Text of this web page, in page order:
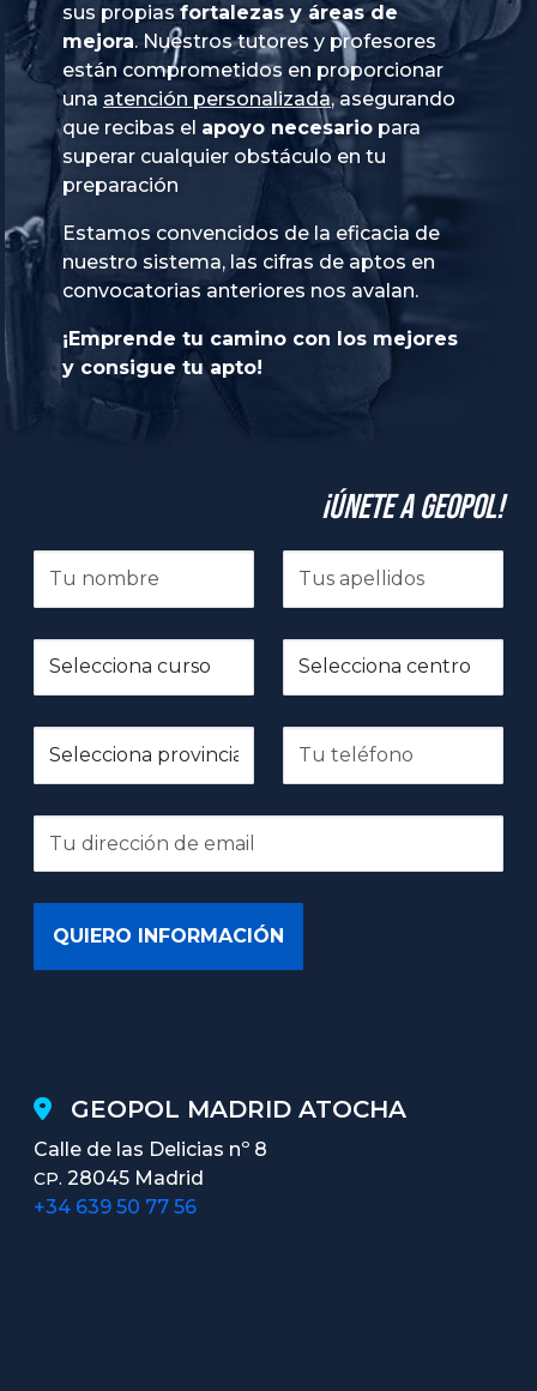
sus propias fortalezas y áreas de
mejora. Nuestros tutores y profesores
están comprometidos en proporcionar
una atención personalizada, asegurando
que recibas el apoyo necesario para
superar cualquier obstáculo en tu
preparación
Estamos convencidos de la eficacia de
nuestro sistema, las cifras de aptos en
convocatorias anteriores nos avalan.
¡Emprende tu camino con los mejores
y consigue tu apto!
¡Únete a GeoPol!
GEOPOL MADRID ATOCHA
Calle de las Delicias nº 8
CP. 28045 Madrid
+34 639 50 77 56